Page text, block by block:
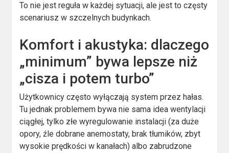
To nie jest reguła w każdej sytuacji, ale jest to częsty
scenariusz w szczelnych budynkach.
Komfort i akustyka: dlaczego
„minimum” bywa lepsze niż
„cisza i potem turbo”
Użytkownicy często wyłączają system przez hałas.
Tu jednak problemem bywa nie sama idea wentylacji
ciągłej, tylko złe wyregulowanie instalacji (za duże
opory, źle dobrane anemostaty, brak tłumików, zbyt
wysokie prędkości w kanałach) albo zabrudzone